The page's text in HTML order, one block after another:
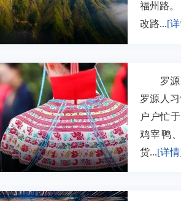
福州路
改路...[
罗源除
罗源人
户户忙
鸡宰鸭
货...[详